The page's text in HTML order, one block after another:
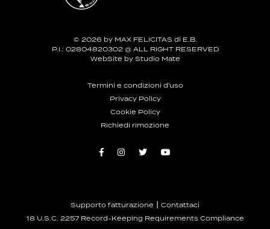
© 2026 by MAX FELICITAS di E.B.
P.I.: 02804820302 @ ALL RIGHT RESERVED
WebSite byStudio Mate
Termini e condizioni d'uso
Privacy Policy
Cookie Policy
Richiedi rimozione
Supporto fatturazione | Contattaci
18 U.S.C. 2257 Record-Keeping Requirements Compliance